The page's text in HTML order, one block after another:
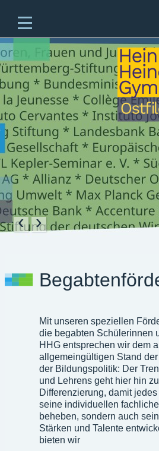
Home
Unsere Schule
Unterricht & Angebote
Zukünftige Fünftklässler
offene Ganztagesschule
Beratung
Schulleben
Service
‹ ›
Mit unseren speziellen
die begabten Schülerinnen
HHG entsprechen wir dem
allgemeingültigen Stand
der Bildungspolitik: Der
und Lehrens geht hier hin
Differenzierung, damit
seine individuellen
beheben, sondern auch
Stärken und Talente
bieten wir